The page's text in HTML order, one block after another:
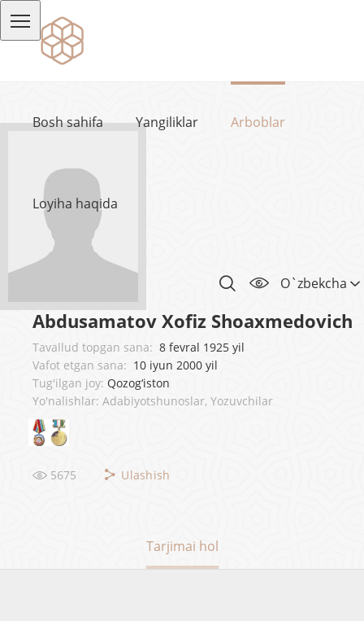
Bosh sahifa Yangiliklar Arboblar
Loyiha haqida
O`zbekcha
Abdusamatov Xofiz Shoaxmedovich
Tavallud topgan sana: 8 fevral 1925 yil
Vafot etgan sana: 10 iyun 2000 yil
Tug'ilgan joy: Qozog‘iston
Yo'nalishlar: Adabiyotshunoslar, Yozuvchilar
5675 Ulashish
Tarjimai hol